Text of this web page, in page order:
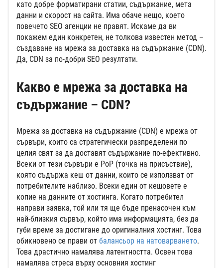
като добре форматирани статии, съдържание, мета
данни и скорост на сайта. Има обаче нещо, което
повечето SEO агенции не правят. Искаме да ви
покажем един конкретен, не толкова известен метод –
създаване на мрежа за доставка на съдържание (CDN).
Да, CDN за по-добри SEO резултати.
Какво е мрежа за доставка на
съдържание – CDN?
Mрежа за доставка на съдържание (CDN) е мрежа от
сървъри, които са стратегически разпределени по
целия свят за да доставят съдържание по-ефективно.
Всеки от тези сървъри е PoP (точка на присъствие),
която съдържа кеш от данни, които се използват от
потребителите наблизо. Всеки един от кешовете е
копие на данните от хостинга. Когато потребител
направи заявка, той или тя ще бъде пренасочен към
най-близкия сървър, който има информацията, без да
губи време за достигане до оригиналния хостинг. Това
обикновено се прави от балансьор на натоварването.
Това драстично намалява латентността. Освен това
намалява стреса върху основния хостинг